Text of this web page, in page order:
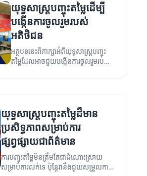
យុទ្ធសាស្ត្របញ្ចុះតម្លៃដើម្បី
បង្កើនការចូលរួមរបស់
អតិថិជន
អត្ថបទនេះពិភាក្សាអំពីយុទ្ធសាស្ត្របញ្ចុះ
តម្លៃដែលអាចជួយបង្កើនការចូលរួមរបស់
យុទ្ធសាស្ត្របញ្ចុះតម្លៃដ៏មាន
ប្រសិទ្ធភាពសម្រាប់ការ
ផ្សព្វផ្សាយជាព័ត៌មាន
ការបញ្ចុះតម្លៃមិនត្រឹមតែជាដំណោះស្រាយ
សម្រាប់ការលក់ទេ ប៉ុន្តែវានឹងជួយសម្រួលការ